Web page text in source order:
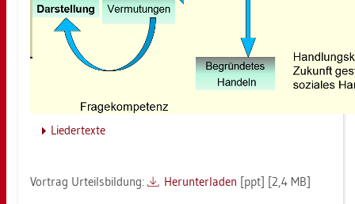
Lie­der­tex­te
Vor­trag Ur­teils­bil­dung: Her­un­ter­la­den [ppt] [2,4 MB]